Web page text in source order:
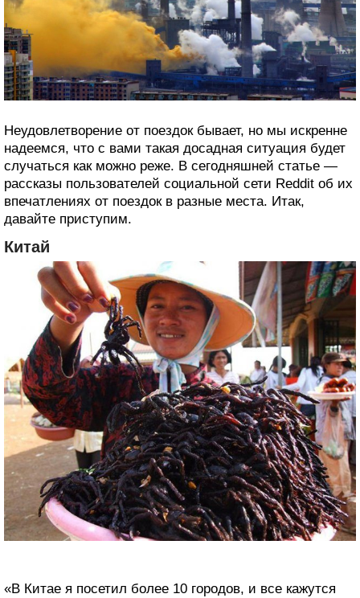
Неудовлетворение от поездок бывает, но мы искренне
надеемся, что с вами такая досадная ситуация будет
случаться как можно реже. В сегодняшней статье —
рассказы пользователей социальной сети Reddit об их
впечатлениях от поездок в разные места. Итак,
давайте приступим.
Китай
«В Китае я посетил более 10 городов, и все кажутся